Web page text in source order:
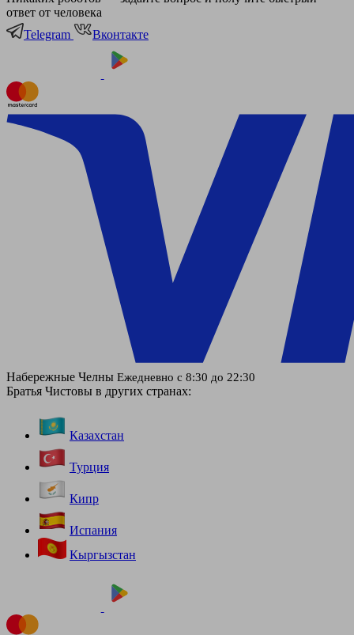
ответ от человека
Telegram
Вконтакте
Набережные Челны Ежедневно с 8:30 до 22:30
Братья Чистовы в других странах:
Казахстан
Турция
Кипр
Испания
Кыргызстан